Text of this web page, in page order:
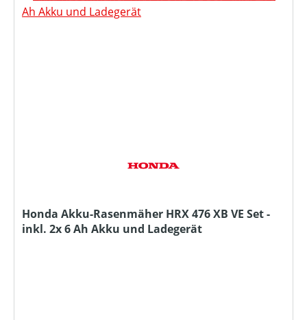
Honda Akku-Rasenmäher HRX 476 XB VE Set -
inkl. 2x 6 Ah Akku und Ladegerät